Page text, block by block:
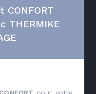
THERMIKE